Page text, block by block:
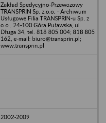
Zakład Spedycyjno-Przewozowy
TRANSPRIN Sp. z.o.o. - Archiwum
Usługowe Filia TRANSPRIN-u Sp. z
o.o., 24-100 Góra Puławska, ul.
Długa 34, tel. 818 805 004; 818 805
162, e-mail: biuro@transprin.pl;
www.transprin.pl
2002-2009